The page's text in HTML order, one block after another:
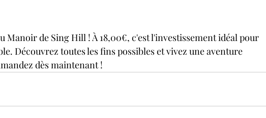
Manoir de Sing Hill ! À 18,00€, c'est l'investissement idéal pour
Découvrez toutes les fins possibles et vivez une aventure
dès maintenant !